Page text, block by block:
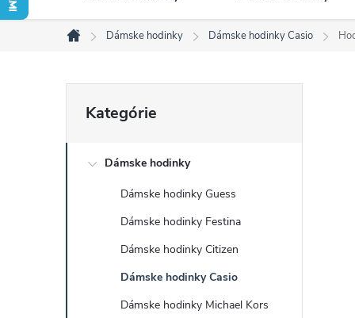
Domov
Dámske hodinky Dámske hodinky Casio
o
kategórie
Kategórie
Dámske hodinky
Dámske hodinky Guess
Dámske hodinky Festina
Dámske hodinky Citizen
Dámske hodinky Casio
Dámske hodinky Michael Kors